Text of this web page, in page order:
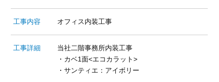
工事内容 オフィス内装工事
工事詳細
当社二階事務所内装工事
・カベ1面<エコカラット>
・サンティエ：アイボリー